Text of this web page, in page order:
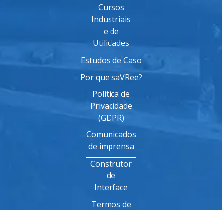
Cursos
Industriais
e de
Utilidades
Estudos de Caso
Por que saVRee?
Política de
Privacidade
(GDPR)
Comunicados
de imprensa
Construtor
de
Interface
Termos de